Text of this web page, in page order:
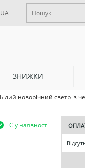
UA
ЗНИЖКИ
Білий новорічний светр із
Є у наявності